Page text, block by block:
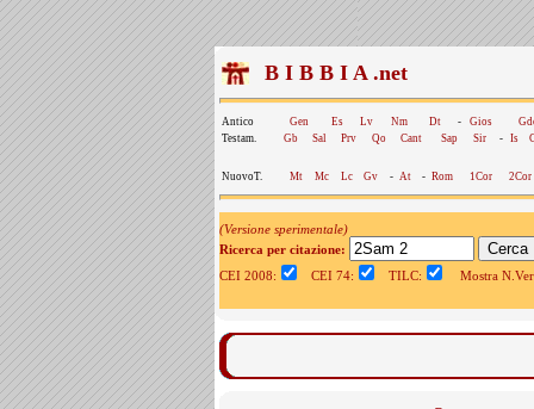
B I B B I A .net
Antico Gen Es Lv Nm Dt - Gios
Testam.
Gb Sal Prv Qo Cant Sap Sir - Is
NuovoT. Mt Mc Lc Gv - At - Rom 1Cor 2Cor
(Versione sperimentale)
Ricerca per citazione:
CEI 2008:
CEI 74: TILC: Mostra